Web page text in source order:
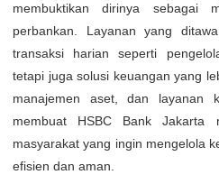
membuktikan dirinya sebagai
perbankan. Layanan yang
transaksi harian seperti
tetapi juga solusi keuangan yang
manajemen aset, dan layanan
membuat HSBC Bank Jakarta
masyarakat yang ingin mengelola
efisien dan aman.